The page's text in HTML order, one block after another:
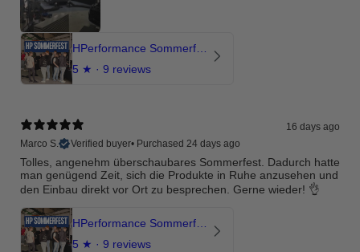
5 ★ · 9 reviews
16 days ago
Marco S.
Verified buyer• Purchased 24 days ago
Tolles, angenehm überschaubares Sommerfest. Dadurch hatte
man genügend Zeit, sich die Produkte in Ruhe anzusehen und
den Einbau direkt vor Ort zu besprechen. Gerne wieder! 👌
5 ★ · 9 reviews